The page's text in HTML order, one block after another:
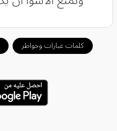
كلمات عبارات وخواطر